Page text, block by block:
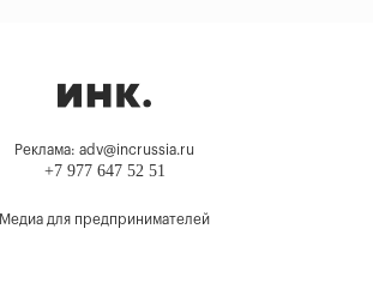
Реклама: adv@incrussia.ru
+7 977 647 52 51
Медиа для предпринимателей